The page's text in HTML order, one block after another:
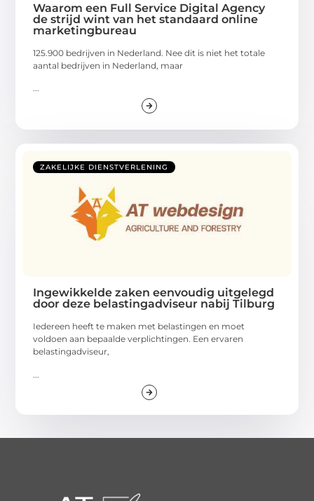
Waarom een Full Service Digital Agency
de strijd wint van het standaard online
marketingbureau
125.900 bedrijven in Nederland. Nee dit is niet het totale
aantal bedrijven in Nederland, maar
...
ZAKELIJKE DIENSTVERLENING
Ingewikkelde zaken eenvoudig uitgelegd
door deze belastingadviseur nabij Tilburg
Iedereen heeft te maken met belastingen en moet
voldoen aan bepaalde verplichtingen. Een ervaren
belastingadviseur,